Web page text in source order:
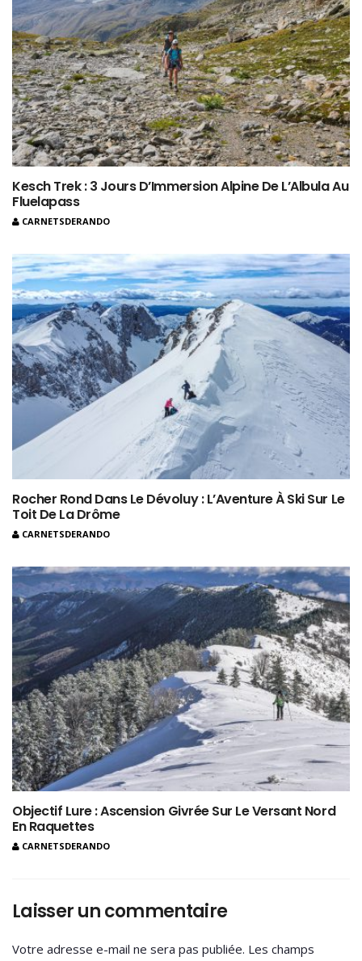
Kesch Trek : 3 Jours D’Immersion Alpine De L’Albula Au
Fluelapass
CARNETSDERANDO
Rocher Rond Dans Le Dévoluy : L’Aventure À Ski Sur Le
Toit De La Drôme
CARNETSDERANDO
Objectif Lure : Ascension Givrée Sur Le Versant Nord
En Raquettes
CARNETSDERANDO
Laisser un commentaire
Votre adresse e-mail ne sera pas publiée. Les champs